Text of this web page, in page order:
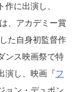
に出演し、
、アカデミー賞
た自身初監督作
ンス映画祭で特
演し、映画『フ
ョン・デュポン